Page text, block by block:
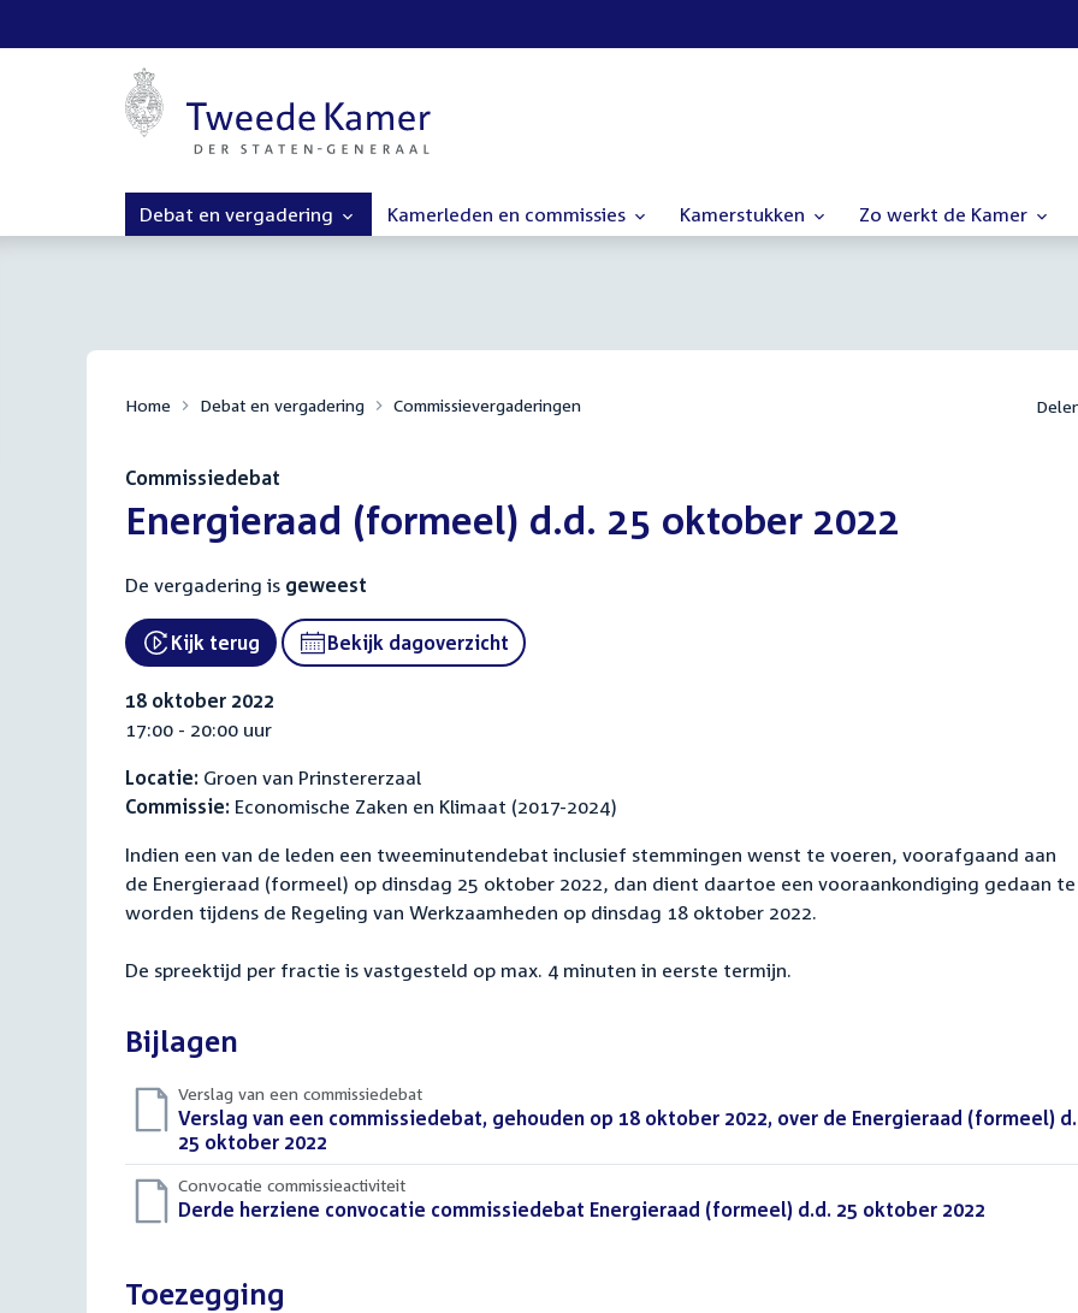
Debat en vergadering Kamerleden en commissies Kamerstukken Zo werkt de Kamer
Home Debat en vergadering Commissievergaderingen
Commissiedebat
:Energieraad (formeel) d.d. 25 oktober 2022
De vergadering is geweest
External link:
Kijk terug Bekijk dagoverzicht
18 oktober 2022
17:00 - 20:00 uur
Locatie: Groen van Prinstererzaal
Commissie: Economische Zaken en Klimaat (2017-2024)
Indien een van de leden een tweeminutendebat inclusief stemmingen wenst te voeren, voorafgaand aan
de Energieraad (formeel) op dinsdag 25 oktober 2022, dan dient daartoe een vooraankondiging gedaan te
worden tijdens de Regeling van Werkzaamheden op dinsdag 18 oktober 2022.
De spreektijd per fractie is vastgesteld op max. 4 minuten in eerste termijn.
Bijlagen
Verslag van een commissiedebat
Download
bestand:
Verslag van een commissiedebat, gehouden op 18 oktober 2022, over de Energieraad (formeel)
25 oktober 2022
Convocatie commissieactiviteit
Download
Derde herziene convocatie commissiedebat Energieraad (formeel) d.d. 25 oktober 2022
Toezegging